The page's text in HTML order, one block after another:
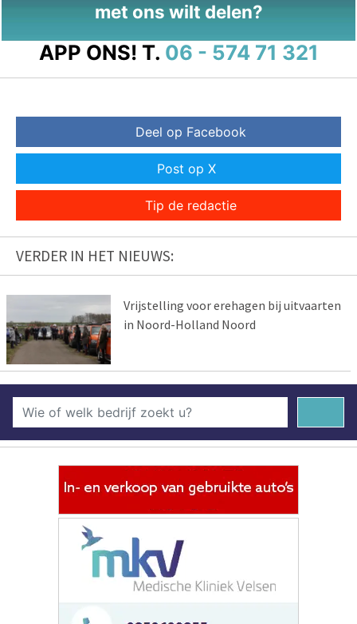
met ons wilt delen?
APP ONS! T. 06 - 574 71 321
Deel op Facebook
Post op X
Tip de redactie
VERDER IN HET NIEUWS:
Vrijstelling voor erehagen bij uitvaarten
in Noord-Holland Noord